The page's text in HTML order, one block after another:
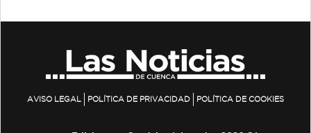
AVISO LEGAL POLÍTICA DE PRIVACIDAD POLÍTICA DE COOKIES